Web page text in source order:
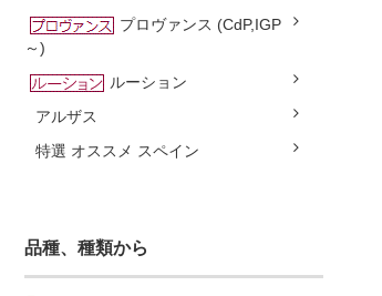
プロヴァンス (CdP,IGP
～)
ルーション
アルザス
特選 オススメ スペイン
品種、種類から